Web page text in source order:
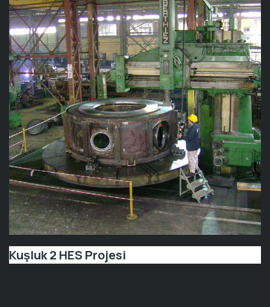
Kuşluk 2 HES Projesi